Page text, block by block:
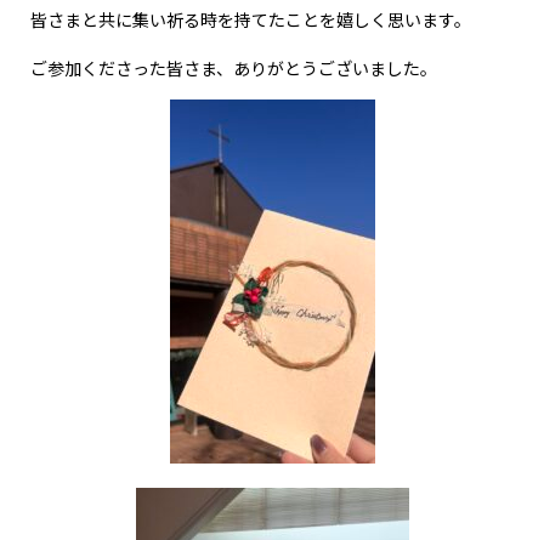
皆さまと共に集い祈る時を持てたことを嬉しく思います。
ご参加くださった皆さま、ありがとうございました。